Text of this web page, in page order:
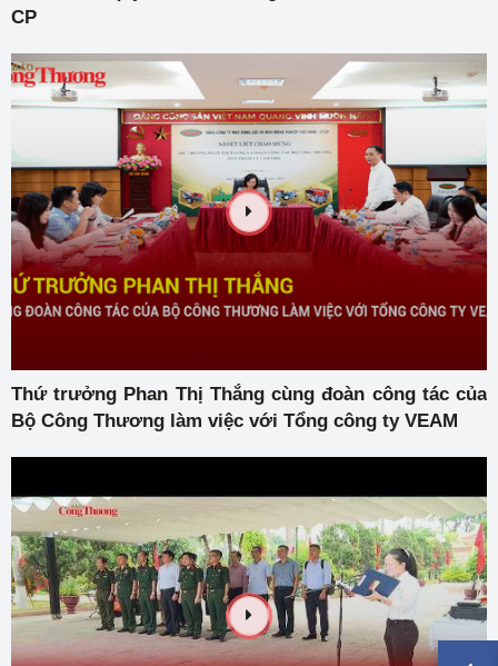
CP
Thứ trưởng Phan Thị Thắng cùng đoàn công tác của
Bộ Công Thương làm việc với Tổng công ty VEAM